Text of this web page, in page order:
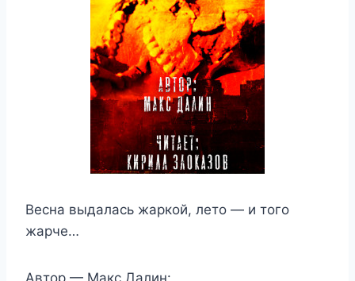
Весна выдалась жаркой, лето — и того
жарче…
Автор — Макс Далин: